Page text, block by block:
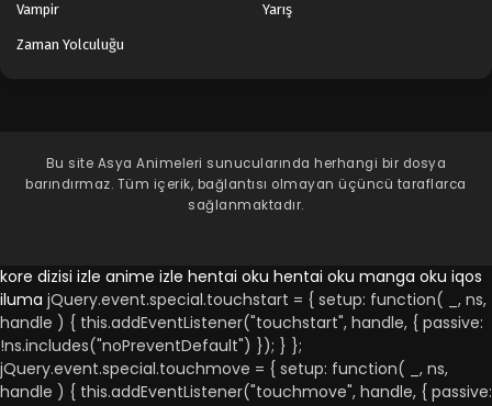
Vampir Yarış
Zaman Yolculuğu
Bu site Asya Animeleri sunucularında herhangi bir dosya
barındırmaz. Tüm içerik, bağlantısı olmayan üçüncü taraflarca
sağlanmaktadır.
kore dizisi izle anime izle hentai oku hentai oku manga oku iqos
iluma jQuery.event.special.touchstart = { setup: function( _, ns,
handle ) { this.addEventListener("touchstart", handle, { passive:
!ns.includes("noPreventDefault") }); } };
jQuery.event.special.touchmove = { setup: function( _, ns,
handle ) { this.addEventListener("touchmove", handle, { passive: